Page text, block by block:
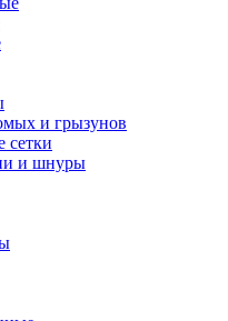
и грызунов
сетки
и шнуры